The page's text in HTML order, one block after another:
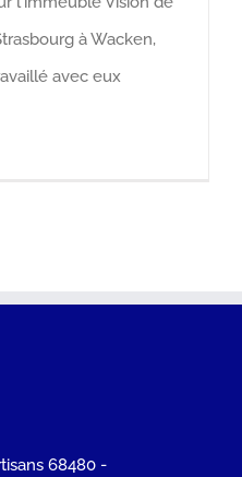
à Wacken,
avec eux
68480 -